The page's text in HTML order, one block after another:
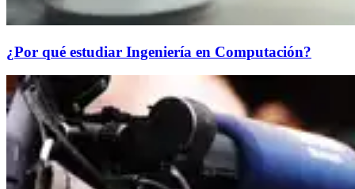
¿Por qué estudiar Ingeniería en Computación?